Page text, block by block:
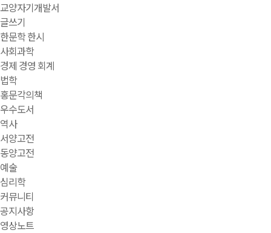
교양자기개발서
글쓰기
한문학 한시
사회과학
경제 경영 회계
법학
홍문각의책
우수도서
역사
서양고전
동양고전
예술
심리학
커뮤니티
공지사항
영상노트